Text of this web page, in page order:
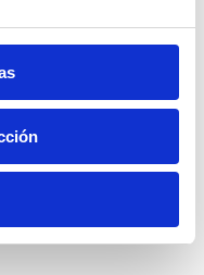
: evita documentos
o PDF sin firma
oficial suele
sellos
confiable?
implementar
fundamentales